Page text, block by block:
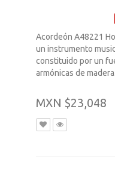
Acordeón A48221
un instrumento
constituido por un
armónicas de
MXN $23,048